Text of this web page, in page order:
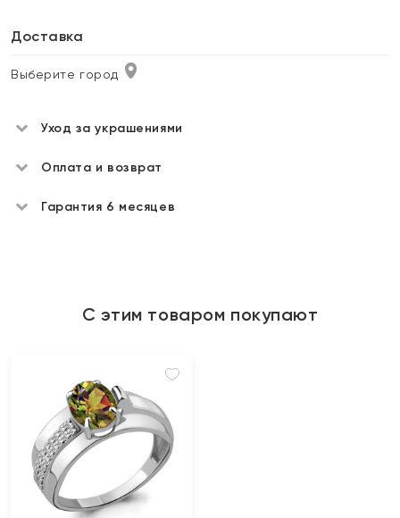
Доставка
Выберите город
Уход за украшениями
Оплата и возврат
Гарантия 6 месяцев
С этим товаром покупают